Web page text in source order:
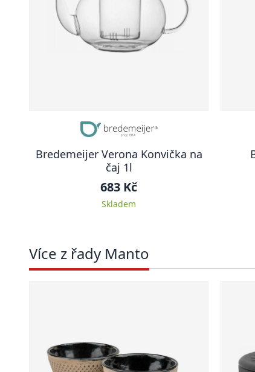
Bredemeijer Verona Konvička na
čaj 1l
683 Kč
Skladem
Více z řady Manto